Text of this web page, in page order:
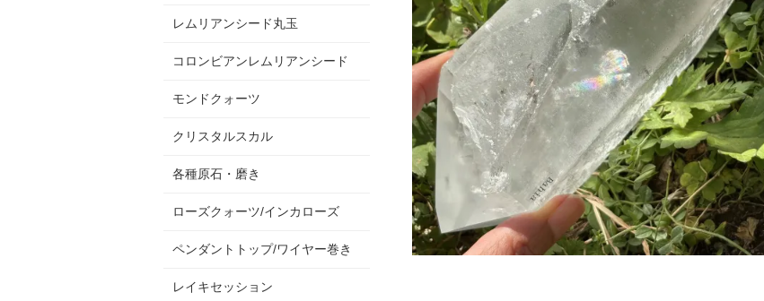
レムリアンシード丸玉
コロンビアンレムリアンシード
モンドクォーツ
クリスタルスカル
各種原石・磨き
ローズクォーツ/インカローズ
ペンダントトップ/ワイヤー巻き
レイキセッション